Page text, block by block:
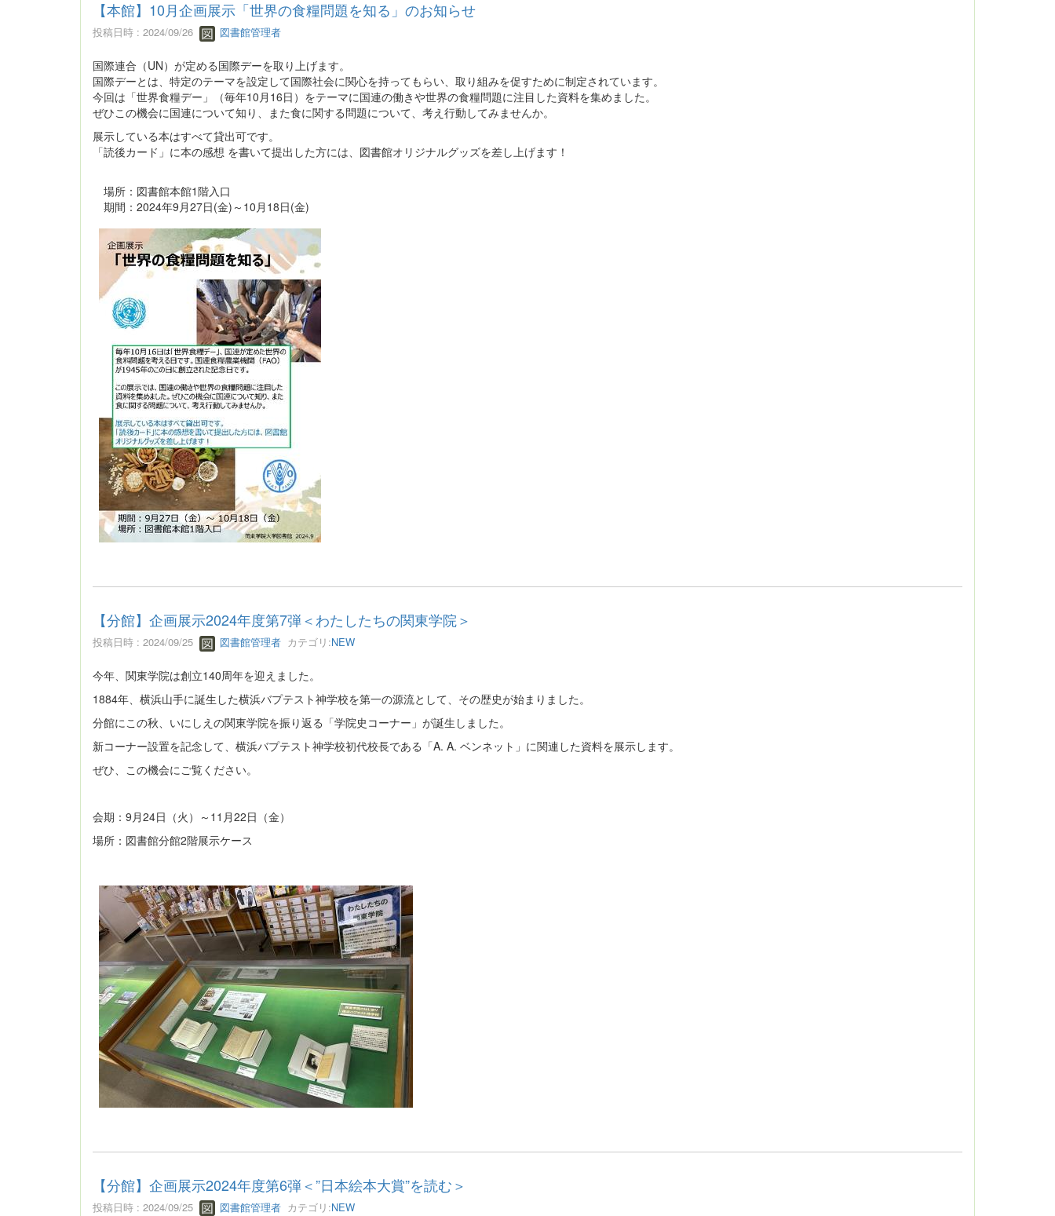
【本館】10月企画展示「世界の食糧問題を知る」のお知らせ
投稿日時 : 2024/09/26 図書館管理者
国際連合（UN）が定める国際デーを取り上げます。
国際デーとは、特定のテーマを設定して国際社会に関心を持ってもらい、取り組みを促すために制定されています。
今回は「世界食糧デー」（毎年10月16日）をテーマに国連の働きや世界の食糧問題に注目した資料を集めました。
ぜひこの機会に国連について知り、また食に関する問題について、考え行動してみませんか。
展示している本はすべて貸出可です。
「読後カード」に本の感想 を書いて提出した方には、図書館オリジナルグッズを差し上げます！
場所：図書館本館1階入口
期間：2024年9月27日(金)～10月18日(金)
【分館】企画展示2024年度第7弾＜わたしたちの関東学院＞
投稿日時 : 2024/09/25 図書館管理者 カテゴリ:NEW
今年、関東学院は創立140周年を迎えました。
1884年、横浜山手に誕生した横浜バプテスト神学校を第一の源流として、その歴史が始まりました。
分館にこの秋、いにしえの関東学院を振り返る「学院史コーナー」が誕生しました。
新コーナー設置を記念して、横浜バプテスト神学校初代校長である「A. A. ベンネット」に関連した資料を展示します。
ぜひ、この機会にご覧ください。
会期：9月24日（火）～11月22日（金）
場所：図書館分館2階展示ケース
【分館】企画展示2024年度第6弾＜”日本絵本大賞”を読む＞
投稿日時 : 2024/09/25 図書館管理者 カテゴリ:NEW